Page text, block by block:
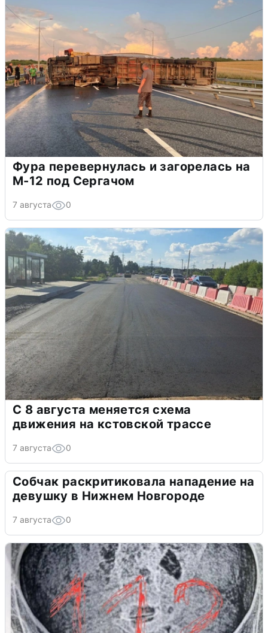
Фура перевернулась и загорелась на
М-12 под Сергачом
7 августа 0
С 8 августа меняется схема
движения на кстовской трассе
7 августа 0
Собчак раскритиковала нападение на
девушку в Нижнем Новгороде
7 августа 0